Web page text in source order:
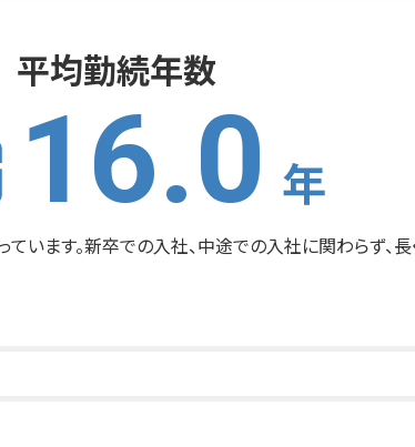
平均勤続年数
16.0 年
います。新卒での入社、中途での入社に関わらず、